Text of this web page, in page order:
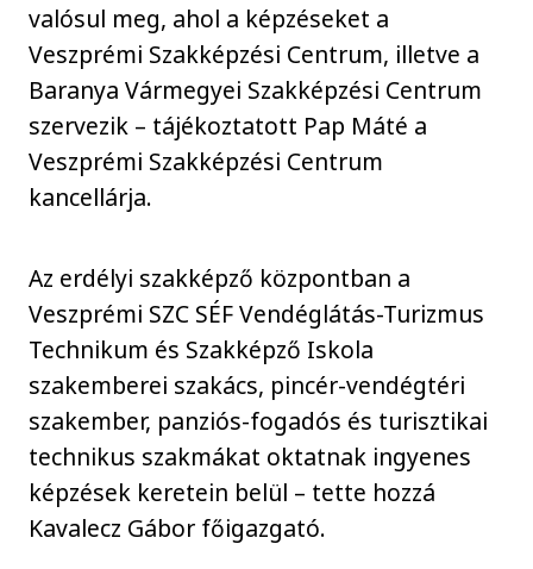
valósul meg, ahol a képzéseket a
Veszprémi Szakképzési Centrum, illetve a
Baranya Vármegyei Szakképzési Centrum
szervezik – tájékoztatott Pap Máté a
Veszprémi Szakképzési Centrum
kancellárja.
Az erdélyi szakképző központban a
Veszprémi SZC SÉF Vendéglátás-Turizmus
Technikum és Szakképző Iskola
szakemberei szakács, pincér-vendégtéri
szakember, panziós-fogadós és turisztikai
technikus szakmákat oktatnak ingyenes
képzések keretein belül – tette hozzá
Kavalecz Gábor főigazgató.